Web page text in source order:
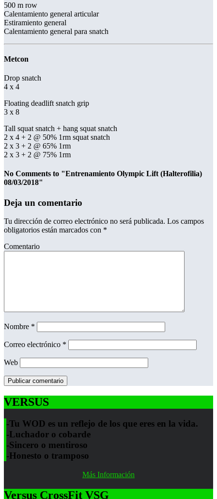
500 m row
Calentamiento general articular
Estiramiento general
Calentamiento general para snatch
Metcon
Drop snatch
4 x 4
Floating deadlift snatch grip
3 x 8
Tall squat snatch + hang squat snatch
2 x 4 + 2 @ 50% 1rm squat snatch
2 x 3 + 2 @ 65% 1rm
2 x 3 + 2 @ 75% 1rm
No Comments to "Entrenamiento Olympic Lift (Halterofilia)
08/03/2018"
Deja un comentario
Tu dirección de correo electrónico no será publicada. Los campos
obligatorios están marcados con *
Comentario
Nombre *
Correo electrónico *
Web
VERSUS
-Tu WOD es un reflejo de los que eres en la vida.
-Luchador o cobarde
-Sincero o mentiroso
-Honesto o tramposo
Más Información
Versus CrossFit VSG